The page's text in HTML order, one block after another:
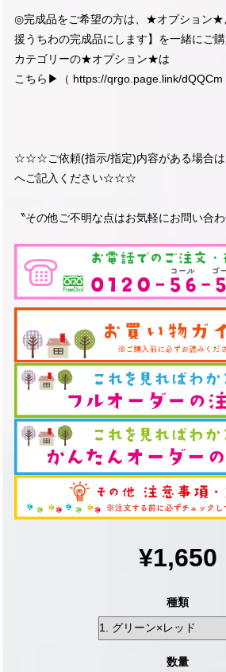
◎完成品をご希望の方は、★オプション★
援うちわの完成品にします】を一緒にご購
カテゴリーの★オプション★は
こちら▶︎（ https://qrgo.page.link/dQQCm
☆☆☆ご依頼(指示/指定)内容がある場合は
へご記入ください☆☆☆
〝その他ご不明な点はお気軽にお問い合わ
¥1,650
種類
数量